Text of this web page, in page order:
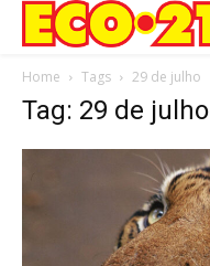
Home Tags 29 de julho
Tag: 29 de julho